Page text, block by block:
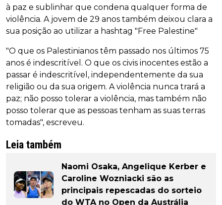
à paz e sublinhar que condena qualquer forma de
violência. A jovem de 29 anos também deixou clara a
sua posição ao utilizar a hashtag "Free Palestine"
"O que os Palestinianos têm passado nos últimos 75
anos é indescritível. O que os civis inocentes estão a
passar é indescritível, independentemente da sua
religião ou da sua origem. A violência nunca trará a
paz; não posso tolerar a violência, mas também não
posso tolerar que as pessoas tenham as suas terras
tomadas", escreveu.
Leia também
Naomi Osaka, Angelique Kerber e
Caroline Wozniacki são as
principais repescadas do sorteio
do WTA no Open da Austrália